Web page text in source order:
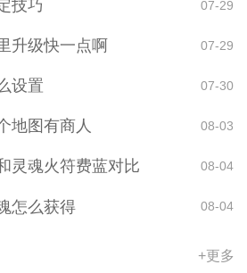
技巧 07-29
升级快一点啊 07-29
设置 07-30
地图有商人 08-03
灵魂火符费蓝对比 08-04
怎么获得 08-04
+更多